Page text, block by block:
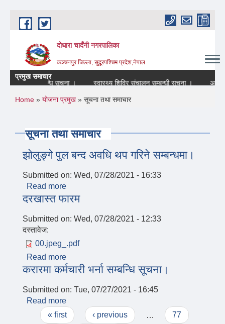
Skip to main content
दोधारा चादँनी नगरपालिका
कञ्चनपुर जिल्ला, सुदूरपश्चिम प्रदेश,नेपाल
प्रमुख समाचार
रहने सम्बन्धि सूचना ।
स्वास्थ्य शिविर संचालन सम्बन्धी सूचना ।
You are here
Home » योजना प्रमुख » सूचना तथा समाचार
सूचना तथा समाचार
झोलुङ्गे पुल बन्द अवधि थप गरिने सम्बन्धमा।
Submitted on: Wed, 07/28/2021 - 16:33
Read more
दरखास्त फारम
Submitted on: Wed, 07/28/2021 - 12:33
दस्तावेज:
00.jpeg_.pdf
Read more
करारमा कर्मचारी भर्ना सम्बन्धि सूचना।
Submitted on: Tue, 07/27/2021 - 16:45
Read more
Pages
« first ‹ previous
77